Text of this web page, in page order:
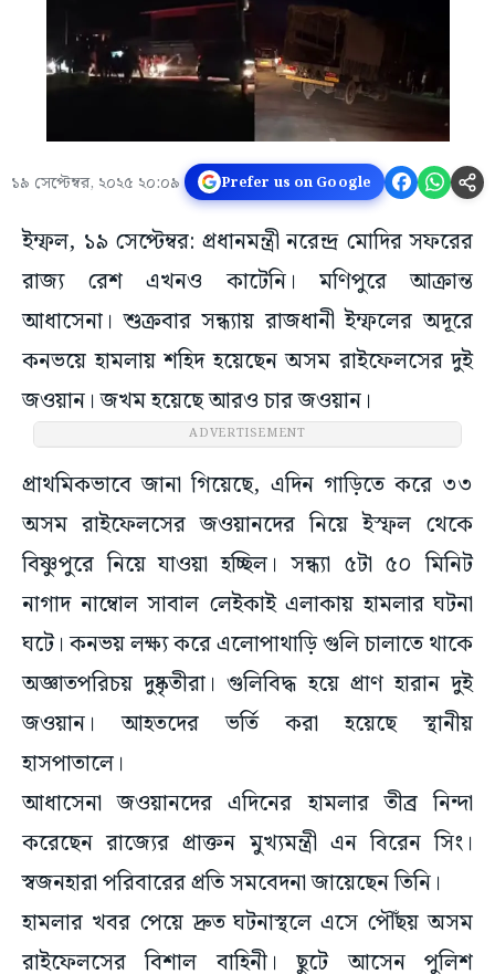
১৯ সেপ্টেম্বর, ২০২৫ ২০:০৯ Prefer us on Google
ইম্ফল, ১৯ সেপ্টেম্বর: প্রধানমন্ত্রী নরেন্দ্র মোদির সফরের
রাজ্য রেশ এখনও কাটেনি। মণিপুরে আক্রান্ত
আধাসেনা। শুক্রবার সন্ধ্যায় রাজধানী ইম্ফলের অদূরে
কনভয়ে হামলায় শহিদ হয়েছেন অসম রাইফেলসের দুই
জওয়ান। জখম হয়েছে আরও চার জওয়ান।
ADVERTISEMENT
প্রাথমিকভাবে জানা গিয়েছে, এদিন গাড়িতে করে ৩৩
অসম রাইফেলসের জওয়ানদের নিয়ে ইস্ফল থেকে
বিষ্ণুপুরে নিয়ে যাওয়া হচ্ছিল। সন্ধ্যা ৫টা ৫০ মিনিট
নাগাদ নাম্বোল সাবাল লেইকাই এলাকায় হামলার ঘটনা
ঘটে। কনভয় লক্ষ্য করে এলোপাথাড়ি গুলি চালাতে থাকে
অজ্ঞাতপরিচয় দুষ্কৃতীরা। গুলিবিদ্ধ হয়ে প্রাণ হারান দুই
জওয়ান। আহতদের ভর্তি করা হয়েছে স্থানীয়
হাসপাতালে।
আধাসেনা জওয়ানদের এদিনের হামলার তীব্র নিন্দা
করেছেন রাজ্যের প্রাক্তন মুখ্যমন্ত্রী এন বিরেন সিং।
স্বজনহারা পরিবারের প্রতি সমবেদনা জায়েছেন তিনি।
হামলার খবর পেয়ে দ্রুত ঘটনাস্থলে এসে পৌঁছয় অসম
রাইফেলসের বিশাল বাহিনী। ছুটে আসেন পুলিশ